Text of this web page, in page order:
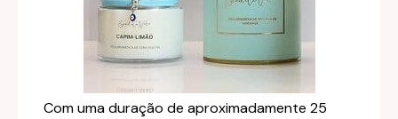
Com uma duração de aproximadamente 25